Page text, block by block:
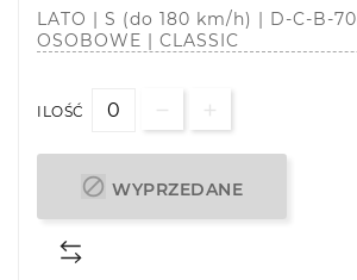
LATO | S (do 180 km/h) | D-C-B-
OSOBOWE | CLASSIC
ILOŚĆ
 WYPRZEDANE